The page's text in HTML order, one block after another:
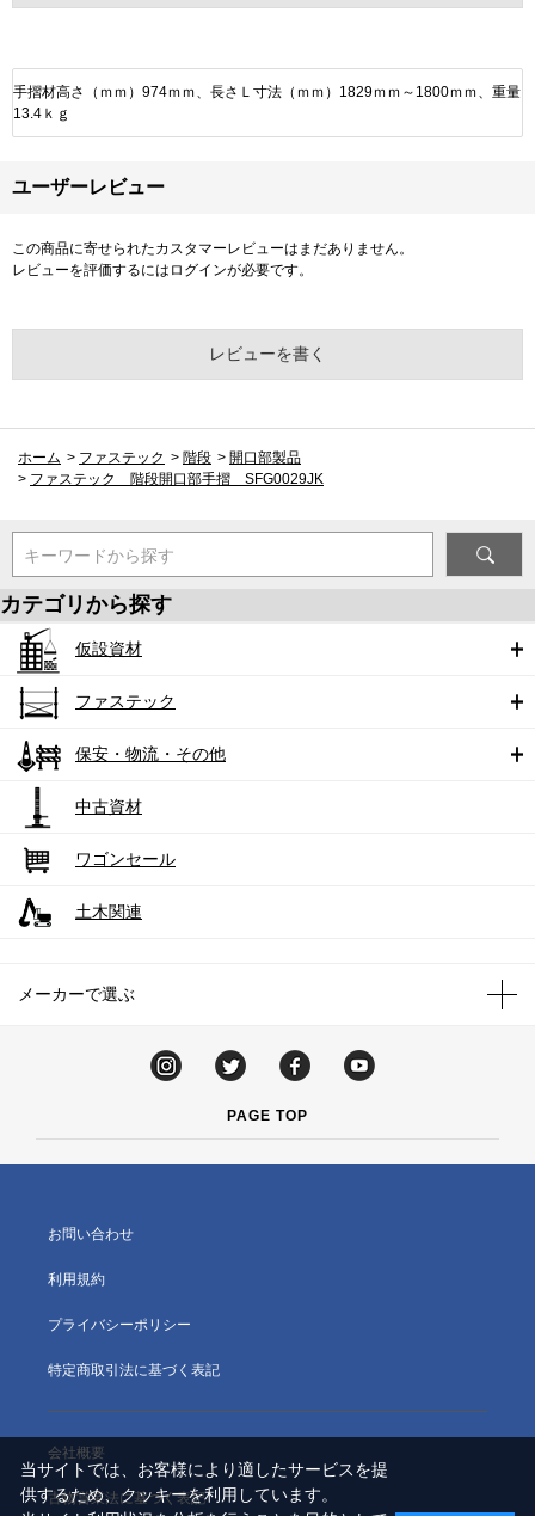
手摺材高さ（ｍｍ）974ｍｍ、長さＬ寸法（ｍｍ）1829ｍｍ～1800ｍｍ、重量
13.4ｋｇ
ユーザーレビュー
この商品に寄せられたカスタマーレビューはまだありません。
レビューを評価するには ログインが必要です。
レビューを書く
ホーム > ファステック > 階段 > 開口部製品
> ファステック 階段開口部手摺 SFG0029JK
キーワードから探す
カテゴリから探す
仮設資材
ファステック
保安・物流・その他
中古資材
ワゴンセール
土木関連
メーカーで選ぶ
PAGE TOP
お問い合わせ
利用規約
プライバシーポリシー
特定商取引法に基づく表記
会社概要
古物営業法に基づく表記
当サイトでは、お客様により適したサービスを提
供するため、クッキーを利用しています。